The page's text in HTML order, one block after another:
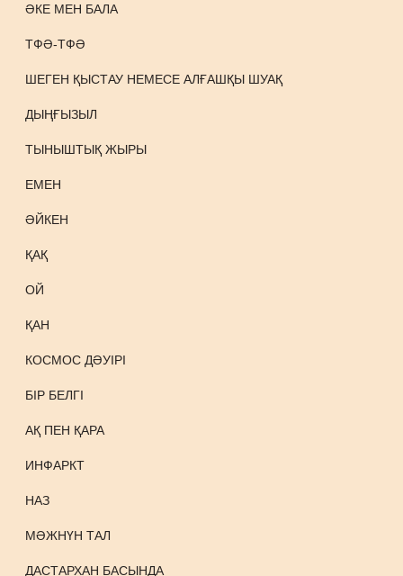
ӘКЕ МЕН БАЛА
ТФӘ-ТФӘ
ШЕГЕН ҚЫСТАУ НЕМЕСЕ АЛҒАШҚЫ ШУАҚ
ДЫҢҒЫЗЫЛ
ТЫНЫШТЫҚ ЖЫРЫ
ЕМЕН
ӘЙКЕН
ҚАҚ
ОЙ
ҚАН
КОСМОС ДӘУІРІ
БІР БЕЛГІ
АҚ ПЕН ҚАРА
ИНФАРКТ
НАЗ
МӘЖНҮН ТАЛ
ДАСТАРХАН БАСЫНДА